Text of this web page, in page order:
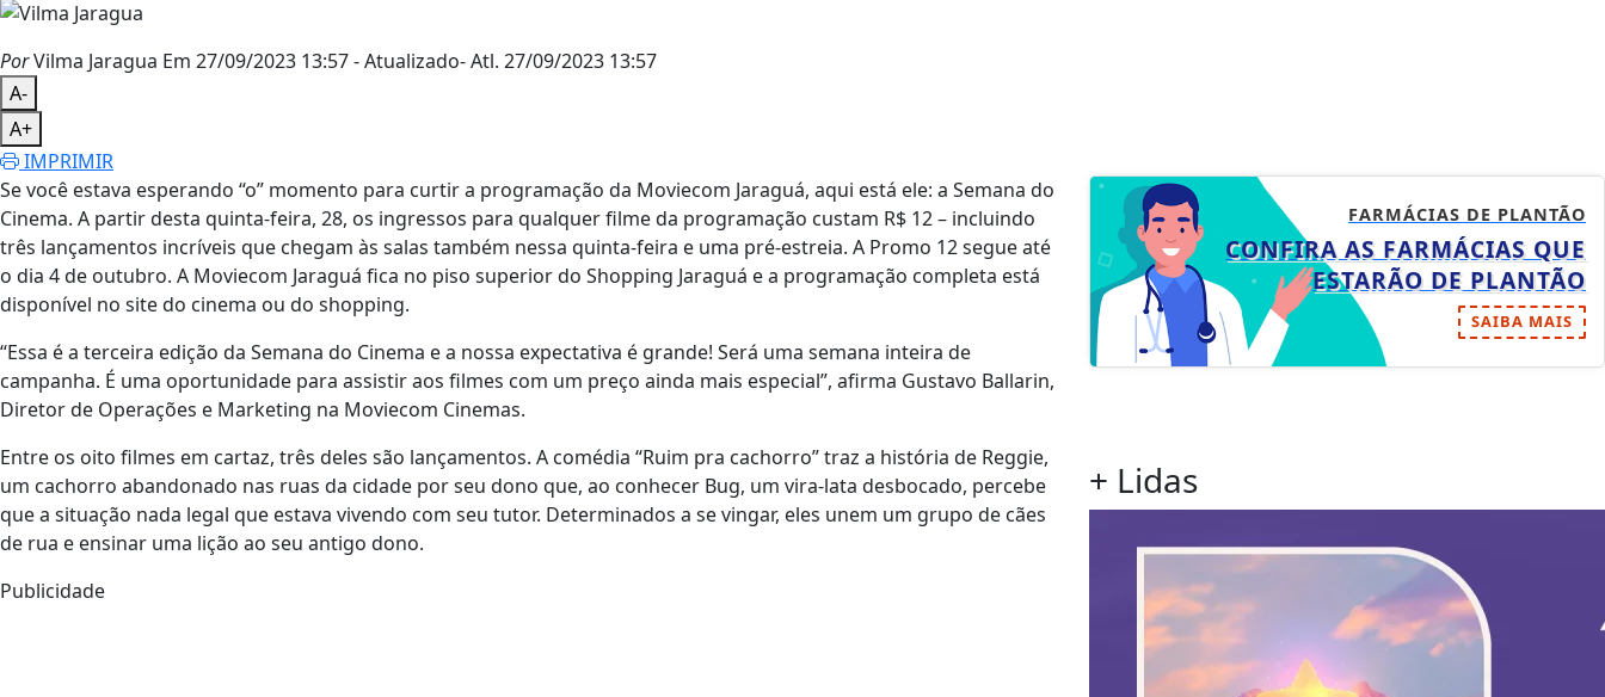
PorVilma Jaragua Em 27/09/2023 13:57- Atualizado- Atl. 27/09/2023 13:57
A-
A+
IMPRIMIR
Se você estava esperando “o” momento para curtir a programação da Moviecom Jaraguá, aqui está ele: a Semana do
Cinema. A partir desta quinta-feira, 28, os ingressos para qualquer filme da programação custam R$ 12 – incluindo
três lançamentos incríveis que chegam às salas também nessa quinta-feira e uma pré-estreia. A Promo 12 segue até
o dia 4 de outubro. A Moviecom Jaraguá fica no piso superior do Shopping Jaraguá e a programação completa está
disponível no site do cinema ou do shopping.
“Essa é a terceira edição da Semana do Cinema e a nossa expectativa é grande! Será uma semana inteira de
campanha. É uma oportunidade para assistir aos filmes com um preço ainda mais especial”, afirma Gustavo Ballarin,
Diretor de Operações e Marketing na Moviecom Cinemas.
Entre os oito filmes em cartaz, três deles são lançamentos. A comédia “Ruim pra cachorro” traz a história de Reggie,
um cachorro abandonado nas ruas da cidade por seu dono que, ao conhecer Bug, um vira-lata desbocado, percebe
que a situação nada legal que estava vivendo com seu tutor. Determinados a se vingar, eles unem um grupo de cães
de rua e ensinar uma lição ao seu antigo dono.
Publicidade
FARMÁCIAS DE PLANTÃO
CONFIRA AS FARMÁCIAS QUE
ESTARÃO DE PLANTÃO
SAIBA MAIS
+ Lidas